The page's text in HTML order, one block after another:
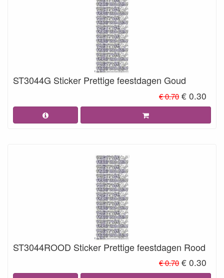
ST3044G Sticker Prettige feestdagen Goud
€ 0.70 € 0.30
ST3044ROOD Sticker Prettige feestdagen Rood
€ 0.70 € 0.30